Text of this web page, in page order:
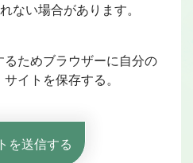
ない場合があります。
ためブラウザーに自分の
イトを保存する。